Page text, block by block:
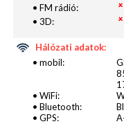
Tesztalanyunk
OS, ebből is a
Kezelőfelületnek a
bizonyára az
• FM rádió:
• 3D:
Hálózati adatok:
• mobil:
• WiFi:
• Bluetooth:
• GPS: